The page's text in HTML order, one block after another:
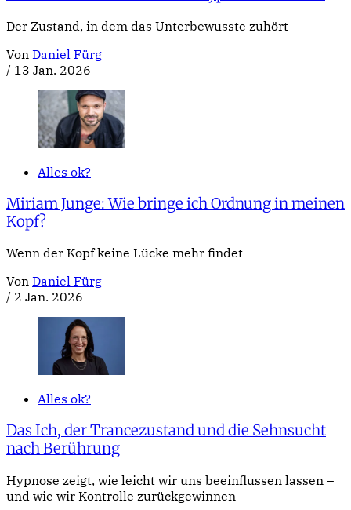
Der Zustand, in dem das Unterbewusste zuhört
Von Daniel Fürg
/ 13 Jan. 2026
Alles ok?
Miriam Junge: Wie bringe ich Ordnung in meinen
Kopf?
Wenn der Kopf keine Lücke mehr findet
Von Daniel Fürg
/ 2 Jan. 2026
Alles ok?
Das Ich, der Trancezustand und die Sehnsucht
nach Berührung
Hypnose zeigt, wie leicht wir uns beeinflussen lassen –
und wie wir Kontrolle zurückgewinnen